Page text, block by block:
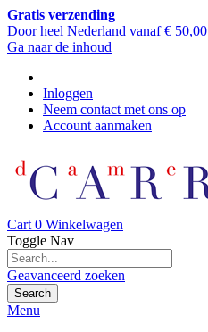
Gratis verzending
Door heel Nederland vanaf € 50,00
Ga naar de inhoud
Inloggen
Neem contact met ons op
Account aanmaken
Cart 0 Winkelwagen
Toggle Nav
Geavanceerd zoeken
Search
Menu